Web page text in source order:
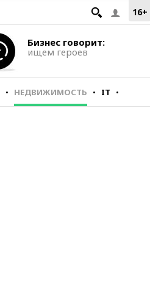
16+
Бизнес говорит:
ищем героев
НЕДВИЖИМОСТЬ IT